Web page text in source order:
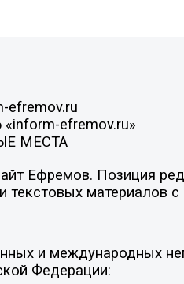
efremov.ru
efremov.ru»
МЕСТА
Ефремов. Позиция
текстовых материалов
и международных
Федерации: